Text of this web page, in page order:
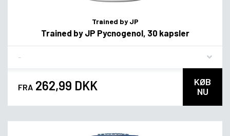
Trained by JP
Trained by JP Pycnogenol, 30 kapsler
FRA 262,99 DKK
KØB
NU